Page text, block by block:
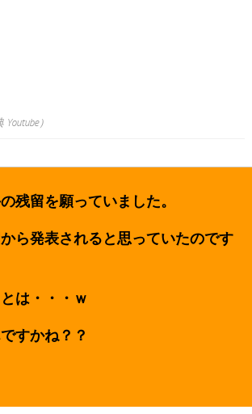
Youtube）
残留を願っていました。
ら発表されると思っていたのです
は・・・ｗ
すかね？？